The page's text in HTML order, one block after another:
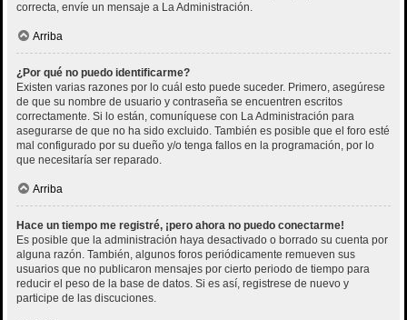
correcta, envíe un mensaje a La Administración.
Arriba
¿Por qué no puedo identificarme?
Existen varias razones por lo cuál esto puede suceder. Primero, asegúrese
de que su nombre de usuario y contraseña se encuentren escritos
correctamente. Si lo están, comuníquese con La Administración para
asegurarse de que no ha sido excluido. También es posible que el foro esté
mal configurado por su dueño y/o tenga fallos en la programación, por lo
que necesitaría ser reparado.
Arriba
Hace un tiempo me registré, ¡pero ahora no puedo conectarme!
Es posible que la administración haya desactivado o borrado su cuenta por
alguna razón. También, algunos foros periódicamente remueven sus
usuarios que no publicaron mensajes por cierto periodo de tiempo para
reducir el peso de la base de datos. Si es así, registrese de nuevo y
participe de las discuciones.